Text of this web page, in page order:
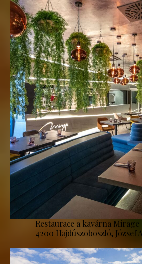
Restaurace a kavárna Mirage
4200 Hajdúszoboszló, József